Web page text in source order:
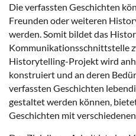
Die verfassten Geschichten
Freunden oder weiteren
werden. Somit bildet das
Kommunikationsschnittstelle
Historytelling-Projekt wird
konstruiert und an deren
verfassten Geschichten
gestaltet werden können,
Geschichten mit